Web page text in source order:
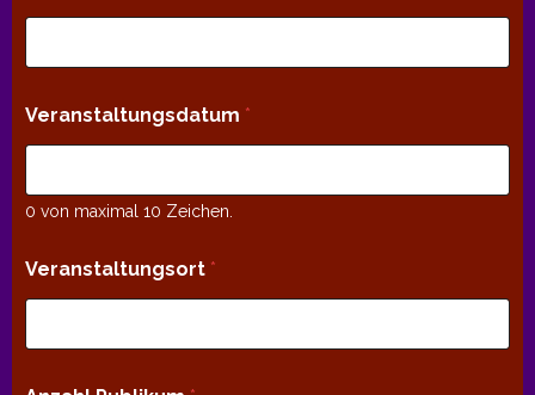
Veranstaltungsdatum *
0 von maximal 10 Zeichen.
Veranstaltungsort *